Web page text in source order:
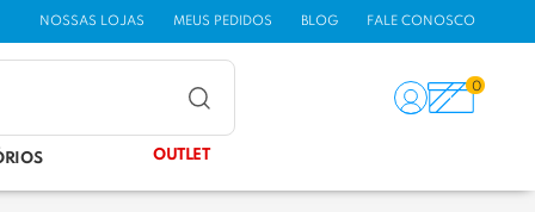
NOSSAS LOJAS MEUS PEDIDOS BLOG FALE CONOSCO
0
OUTLET